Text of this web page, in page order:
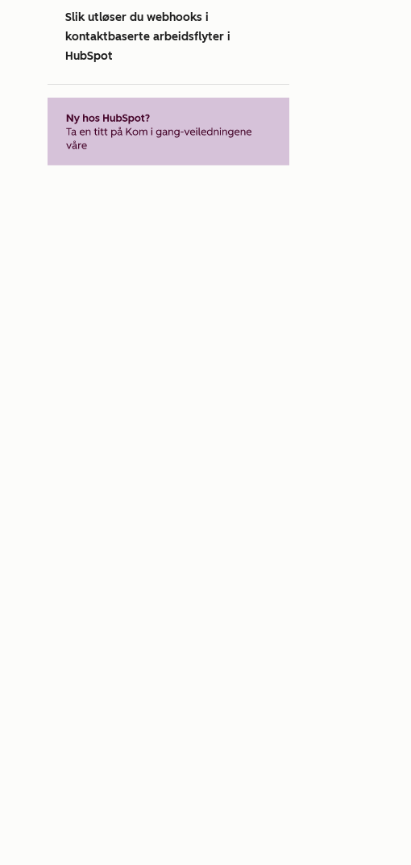
Slik utløser du webhooks i
kontaktbaserte arbeidsflyter i
HubSpot